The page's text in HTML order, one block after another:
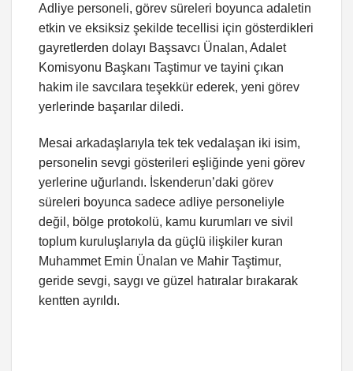
Adliye personeli, görev süreleri boyunca adaletin
etkin ve eksiksiz şekilde tecellisi için gösterdikleri
gayretlerden dolayı Başsavcı Ünalan, Adalet
Komisyonu Başkanı Taştimur ve tayini çıkan
hakim ile savcılara teşekkür ederek, yeni görev
yerlerinde başarılar diledi.
Mesai arkadaşlarıyla tek tek vedalaşan iki isim,
personelin sevgi gösterileri eşliğinde yeni görev
yerlerine uğurlandı. İskenderun’daki görev
süreleri boyunca sadece adliye personeliyle
değil, bölge protokolü, kamu kurumları ve sivil
toplum kuruluşlarıyla da güçlü ilişkiler kuran
Muhammet Emin Ünalan ve Mahir Taştimur,
geride sevgi, saygı ve güzel hatıralar bırakarak
kentten ayrıldı.